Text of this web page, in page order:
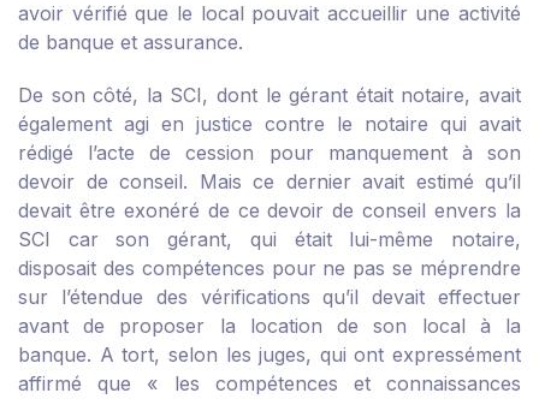
avoir vérifié que le local pouvait accueillir une activité
de banque et assurance.
De son côté, la SCI, dont le gérant était notaire, avait
également agi en justice contre le notaire qui avait
rédigé l’acte de cession pour manquement à son
devoir de conseil. Mais ce dernier avait estimé qu’il
devait être exonéré de ce devoir de conseil envers la
SCI car son gérant, qui était lui-même notaire,
disposait des compétences pour ne pas se méprendre
sur l’étendue des vérifications qu’il devait effectuer
avant de proposer la location de son local à la
banque. A tort, selon les juges, qui ont expressément
affirmé que « les compétences et connaissances